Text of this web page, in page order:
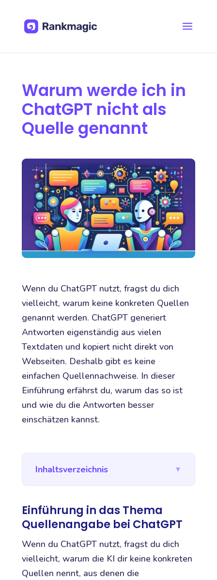
Warum werde ich in
ChatGPT nicht als
Quelle genannt
Wenn du ChatGPT nutzt, fragst du dich
vielleicht, warum keine konkreten Quellen
genannt werden. ChatGPT generiert
Antworten eigenständig aus vielen
Textdaten und kopiert nicht direkt von
Webseiten. Deshalb gibt es keine
einfachen Quellennachweise. In dieser
Einführung erfährst du, warum das so ist
und wie du die Antworten besser
einschätzen kannst.
Inhaltsverzeichnis ▼
Einführung in das Thema
Quellenangabe bei ChatGPT
Wenn du ChatGPT nutzt, fragst du dich
vielleicht, warum die KI dir keine konkreten
Quellen nennt, aus denen die